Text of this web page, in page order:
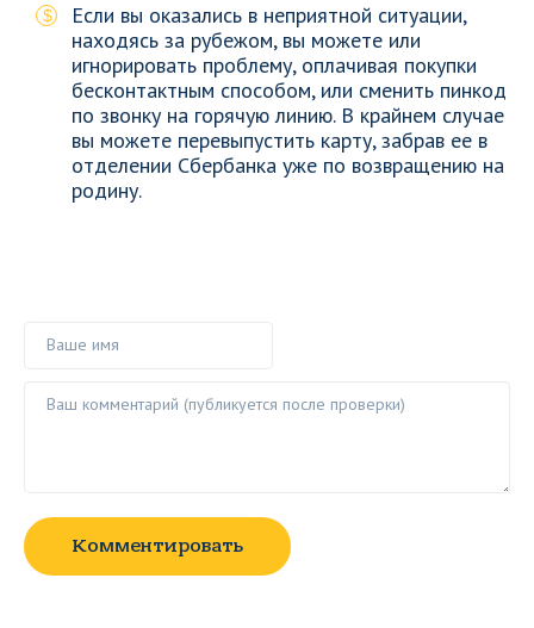
Если вы оказались в неприятной ситуации,
находясь за рубежом, вы можете или
игнорировать проблему, оплачивая покупки
бесконтактным способом, или сменить пинкод
по звонку на горячую линию. В крайнем случае
вы можете перевыпустить карту, забрав ее в
отделении Сбербанка уже по возвращению на
родину.
Комментировать